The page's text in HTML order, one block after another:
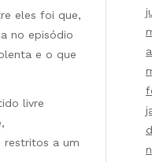
eles foi que,
no episódio
e o que
livre
restritos a um